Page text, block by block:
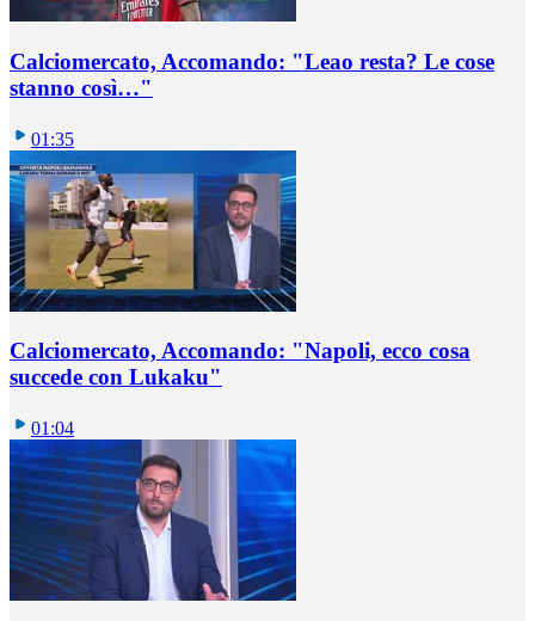
Calciomercato, Accomando: "Leao resta? Le cose
stanno così…"
01:35
Calciomercato, Accomando: "Napoli, ecco cosa
succede con Lukaku"
01:04